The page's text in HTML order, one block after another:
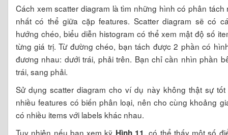
Cách xem scatter diagram là tìm những hình có phân tách
nhất có thể giữa cặp features. Scatter diagram sẽ có
hướng chéo, biểu diễn histogram có thể xem mật độ số
từng giá trị. Từ đường chéo, bạn tách được 2 phần có
đương nhau: dưới trái, phải trên. Bạn chỉ cần nhìn phần
trái, sang phải.
Sử dụng scatter diagram cho ví dụ này không thật sự tốt
nhiều features có biến phân loại, nên cho cùng khoảng
có nhiều items với labels khác nhau.
Tuy nhiên nếu bạn xem kỹ
, có thể thấy một số